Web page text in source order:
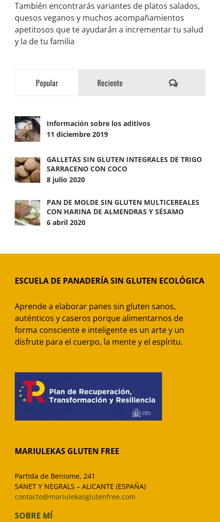
También encontrarás variantes de platos salados,
quesos veganos y muchos acompañamientos
apetitosos que te ayudarán a incrementar tu salud
y la de tu familia
Popular Reciente Comentarios
Información sobre los aditivos
11 diciembre 2019
GALLETAS SIN GLUTEN INTEGRALES DE TRIGO
SARRACENO CON COCO
8 julio 2020
PAN DE MOLDE SIN GLUTEN MULTICEREALES
CON HARINA DE ALMENDRAS Y SÉSAMO
6 abril 2020
ESCUELA DE PANADERÍA SIN GLUTEN ECOLÓGICA
Aprende a elaborar panes sin gluten sanos,
auténticos y caseros porque alimentarnos de
forma consciente e inteligente es un arte y un
disfrute para el cuerpo, la mente y el espíritu.
MARIULEKAS GLUTEN FREE
Partida de Beniome, 241
SANET Y NEGRALS – ALICANTE (ESPAÑA)
contacto@mariulekasglutenfree.com
SOBRE MÍ